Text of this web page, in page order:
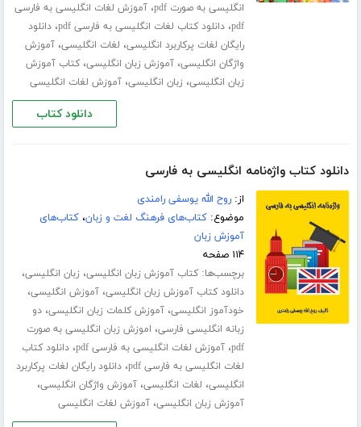
انگلیسی به صورت pdf
،آموزش لغات انگلیسی به فارسی
pdf،دانلود کتاب لغات انگلیسی به فارسی pdf ،دانلود
رایگان لغات پرکاربرد انگلیسی، لغات انگلیسی،آموزش
واژگان انگلیسی،آموزش زبان انگلیسی،کتاب آموزش
زبان انگلیسی، زبان انگلیسی،آموزش لغات انگلیسی
دانلود کتاب
دانلود کتاب واژه‌نامه انگلیسی به فارسی
از:روح الله یوسفی رامندی
موضوع:کتاب‌های فرهنگ لغت و زبان،کتاب‌های
آموزش زبان
۱۱۴ صفحه
برچسب‌ها:کتاب آموزش زبان انگلیسی، زبان انگلیسی،
دانلود کتاب آموزش زبان انگلیسی،آموزش انگلیسی،
خودآموز انگلیسی،آموزش کلمات زبان انگلیسی،دو
زبانه انگلیسی فارسی، اموزش زبان انگلیسی به صورت
pdf،آموزش لغات انگلیسی به فارسی pdf ،دانلود کتاب
لغات انگلیسی به فارسی pdf
،دانلود رایگان لغات پرکاربرد
انگلیسی، لغات انگلیسی،آموزش واژگان انگلیسی،
آموزش زبان انگلیسی،آموزش لغات انگلیسی